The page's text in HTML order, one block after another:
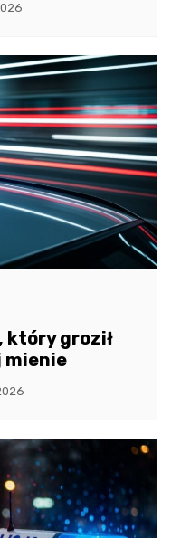
który groził
mienie